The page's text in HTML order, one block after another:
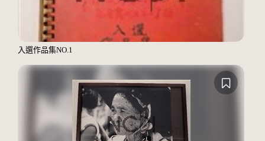
入選作品集NO.1